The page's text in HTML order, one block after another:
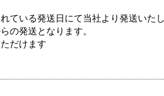
ている発送日にて当社より発送いたし
の発送となります。
だけます